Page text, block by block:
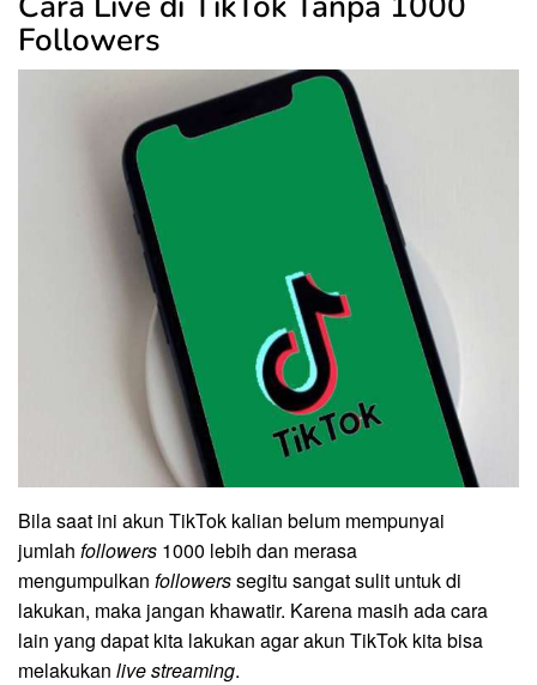
Followers
Bila saat ini akun TikTok kalian belum mempunyai
jumlah followers 1000 lebih dan merasa
mengumpulkan followerssegitu sangat sulit untuk di
lakukan, maka jangan khawatir. Karena masih ada cara
lain yang dapat kita lakukan agar akun TikTok kita bisa
melakukan live streaming.